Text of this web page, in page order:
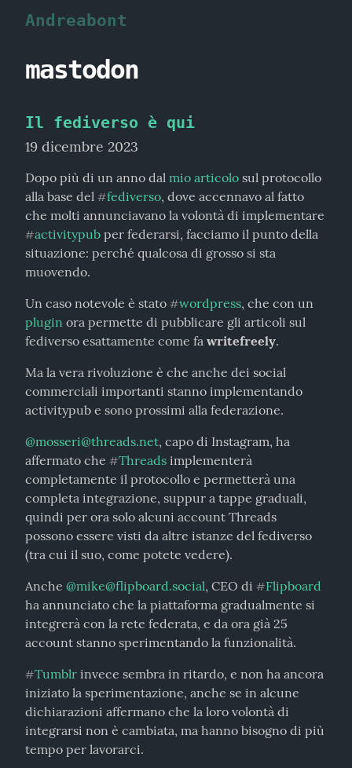
Andreabont
mastodon
Il fediverso è qui
19 dicembre 2023
Dopo più di un anno dal mio articolo sul protocollo
alla base del #fediverso, dove accennavo al fatto
#activitypub per federarsi, facciamo il punto della
situazione: perché qualcosa di grosso si sta
muovendo.
Un caso notevole è stato #wordpress
plugin ora permette di pubblicare gli articoli sul
fediverso esattamente come fa writefreely.
Ma la vera rivoluzione è che anche dei social
commerciali importanti stanno implementando
activitypub e sono prossimi alla federazione.
@mosseri@threads.net, capo di Instagram, ha
affermato che #Threads implementerà
completamente il protocollo e permetterà una
completa integrazione, suppur a tappe graduali,
quindi per ora solo alcuni account Threads
possono essere visti da altre istanze del fediverso
(tra cui il suo, come potete vedere).
Anche @mike@flipboard.social, CEO di #Flipboard
ha annunciato che la piattaforma gradualmente si
integrerà con la rete federata, e da ora già 25
account stanno sperimentando la funzionalità.
#Tumblr invece sembra in ritardo, e non ha ancora
iniziato la sperimentazione, anche se in alcune
dichiarazioni affermano che la loro volontà di
integrarsi non è cambiata, ma hanno bisogno di più
tempo per lavorarci.